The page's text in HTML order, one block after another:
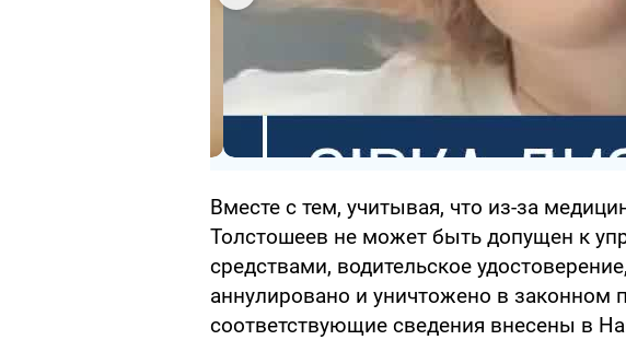
Вместе с тем, учитывая, что из-за
Толстошеев не может быть допущен к
средствами, водительское
аннулировано и уничтожено в законном
соответствующие сведения внесены в